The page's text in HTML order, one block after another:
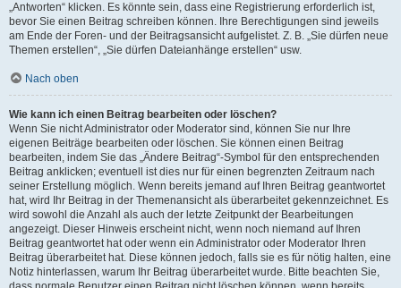
„Antworten“ klicken. Es könnte sein, dass eine Registrierung erforderlich ist,
bevor Sie einen Beitrag schreiben können. Ihre Berechtigungen sind jeweils
am Ende der Foren- und der Beitragsansicht aufgelistet. Z. B. „Sie dürfen neue
Themen erstellen“, „Sie dürfen Dateianhänge erstellen“ usw.
Nach oben
Wie kann ich einen Beitrag bearbeiten oder löschen?
Wenn Sie nicht Administrator oder Moderator sind, können Sie nur Ihre
eigenen Beiträge bearbeiten oder löschen. Sie können einen Beitrag
bearbeiten, indem Sie das „Ändere Beitrag“-Symbol für den entsprechenden
Beitrag anklicken; eventuell ist dies nur für einen begrenzten Zeitraum nach
seiner Erstellung möglich. Wenn bereits jemand auf Ihren Beitrag geantwortet
hat, wird Ihr Beitrag in der Themenansicht als überarbeitet gekennzeichnet. Es
wird sowohl die Anzahl als auch der letzte Zeitpunkt der Bearbeitungen
angezeigt. Dieser Hinweis erscheint nicht, wenn noch niemand auf Ihren
Beitrag geantwortet hat oder wenn ein Administrator oder Moderator Ihren
Beitrag überarbeitet hat. Diese können jedoch, falls sie es für nötig halten, eine
Notiz hinterlassen, warum Ihr Beitrag überarbeitet wurde. Bitte beachten Sie,